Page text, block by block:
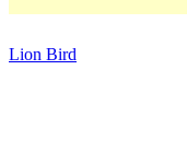
Lion Bird